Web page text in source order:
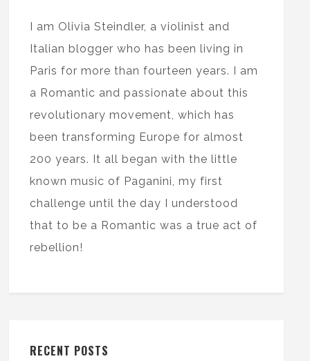
I am Olivia Steindler, a violinist and
Italian blogger who has been living in
Paris for more than fourteen years. I am
a Romantic and passionate about this
revolutionary movement, which has
been transforming Europe for almost
200 years. It all began with the little
known music of Paganini, my first
challenge until the day I understood
that to be a Romantic was a true act of
rebellion!
RECENT POSTS